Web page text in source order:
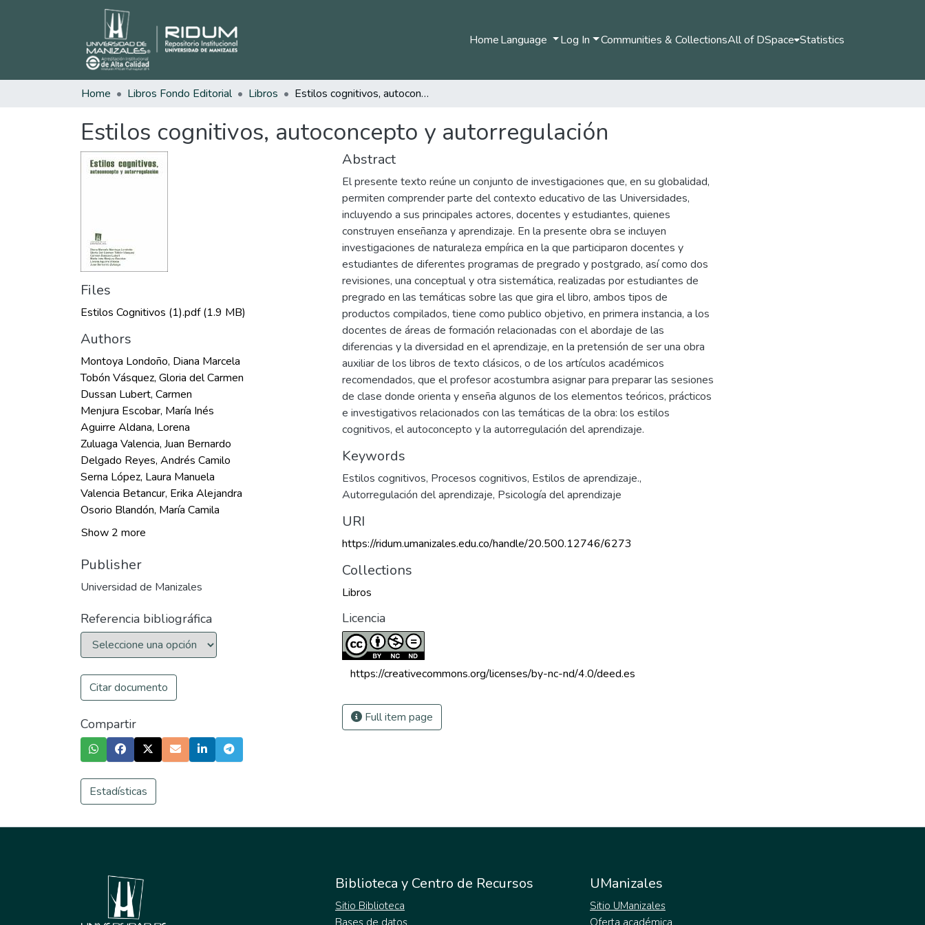
HomeLanguage Log In Communities & CollectionsAll of DSpace Statistics
Home Libros Fondo Editorial Libros Estilos cognitivos, autoconcepto y autorregulación
Estilos cognitivos, autoconcepto y autorregulación
Files
Estilos Cognitivos (1).pdf(1.9 MB)
Authors
Montoya Londoño, Diana Marcela
Tobón Vásquez, Gloria del Carmen
Dussan Lubert, Carmen
Menjura Escobar, María Inés
Aguirre Aldana, Lorena
Zuluaga Valencia, Juan Bernardo
Delgado Reyes, Andrés Camilo
Serna López, Laura Manuela
Valencia Betancur, Erika Alejandra
Osorio Blandón, María Camila
Show 2 more
Publisher
Universidad de Manizales
Referencia bibliográfica
Citar documento
Compartir
Estadísticas
Abstract
El presente texto reúne un conjunto de investigaciones que, en su globalidad,
permiten comprender parte del contexto educativo de las Universidades,
incluyendo a sus principales actores, docentes y estudiantes, quienes
construyen enseñanza y aprendizaje. En la presente obra se incluyen
investigaciones de naturaleza empírica en la que participaron docentes y
estudiantes de diferentes programas de pregrado y postgrado, así como dos
revisiones, una conceptual y otra sistemática, realizadas por estudiantes de
pregrado en las temáticas sobre las que gira el libro, ambos tipos de
productos compilados, tiene como publico objetivo, en primera instancia, a los
docentes de áreas de formación relacionadas con el abordaje de las
diferencias y la diversidad en el aprendizaje, en la pretensión de ser una obra
auxiliar de los libros de texto clásicos, o de los artículos académicos
recomendados, que el profesor acostumbra asignar para preparar las sesiones
de clase donde orienta y enseña algunos de los elementos teóricos, prácticos
e investigativos relacionados con las temáticas de la obra: los estilos
cognitivos, el autoconcepto y la autorregulación del aprendizaje.
Keywords
Estilos cognitivos, Procesos cognitivos, Estilos de aprendizaje.,
Autorregulación del aprendizaje, Psicología del aprendizaje
URI
https://ridum.umanizales.edu.co/handle/20.500.12746/6273
Collections
Libros
Licencia
https://creativecommons.org/licenses/by-nc-nd/4.0/deed.es
Full item page
Biblioteca y Centro de Recursos
Sitio Biblioteca
UManizales
Sitio UManizales